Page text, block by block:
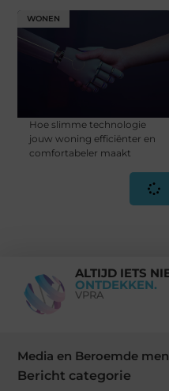
WONEN
Hoe slimme technologie
jouw woning efficiënter en
comfortabeler maakt
ALTIJD IETS
ONTDEKKEN.
VPRA
Media en Beroemde
Bericht categorie